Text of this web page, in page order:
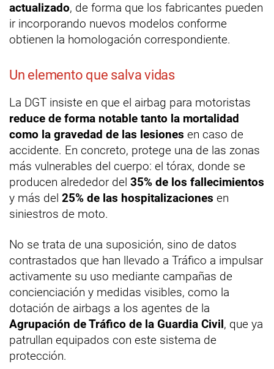
actualizado, de forma que los fabricantes pueden
ir incorporando nuevos modelos conforme
obtienen la homologación correspondiente.
Un elemento que salva vidas
La DGT insiste en que el airbag para motoristas
reduce de forma notable tanto la mortalidad
como la gravedad de las lesiones en caso de
accidente. En concreto, protege una de las zonas
más vulnerables del cuerpo: el tórax, donde se
producen alrededor del 35% de los fallecimientos
y más del 25% de las hospitalizaciones en
siniestros de moto.
No se trata de una suposición, sino de datos
contrastados que han llevado a Tráfico a impulsar
activamente su uso mediante campañas de
concienciación y medidas visibles, como la
dotación de airbags a los agentes de la
Agrupación de Tráfico de la Guardia Civil, que ya
patrullan equipados con este sistema de
protección.